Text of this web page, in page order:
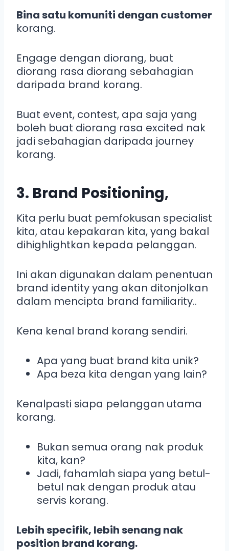
Bina satu komuniti dengan customer
korang.
Engage dengan diorang, buat
diorang rasa diorang sebahagian
daripada brand korang.
Buat event, contest, apa saja yang
boleh buat diorang rasa excited nak
jadi sebahagian daripada journey
korang.
3. Brand Positioning,
Kita perlu buat pemfokusan specialist
kita, atau kepakaran kita, yang bakal
dihighlightkan kepada pelanggan.
Ini akan digunakan dalam penentuan
brand identity yang akan ditonjolkan
dalam mencipta brand familiarity..
Kena kenal brand korang sendiri.
Apa yang buat brand kita unik?
Apa beza kita dengan yang lain?
Kenalpasti siapa pelanggan utama
korang.
Bukan semua orang nak produk
kita, kan?
Jadi, fahamlah siapa yang betul-
betul nak dengan produk atau
servis korang.
Lebih specifik, lebih senang nak
position brand korang.